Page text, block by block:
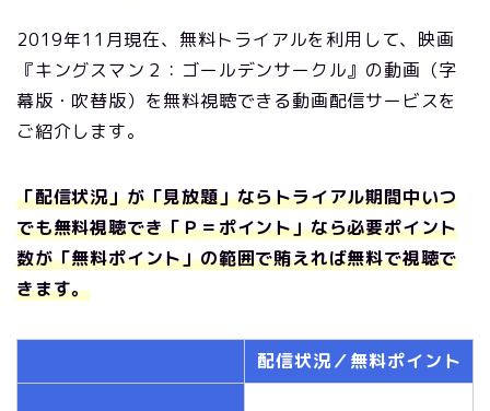
2019年11月現在、無料トライアルを利用して、映画
『キングスマン２：ゴールデンサークル』の動画（字
幕版・吹替版）を無料視聴できる動画配信サービスを
ご紹介します。
「配信状況」が「見放題」ならトライアル期間中いつ
でも無料視聴でき「Ｐ＝ポイント」なら必要ポイント
数が「無料ポイント」の範囲で賄えれば無料で視聴で
きます。
配信状況／無料ポイント